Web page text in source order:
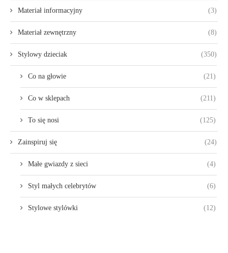
Materiał informacyjny (3)
Materiał zewnętrzny (8)
Stylowy dzieciak (350)
Co na głowie (21)
Co w sklepach (211)
To się nosi (125)
Zainspiruj się (24)
Małe gwiazdy z sieci (4)
Styl małych celebrytów (6)
Stylowe stylówki (12)